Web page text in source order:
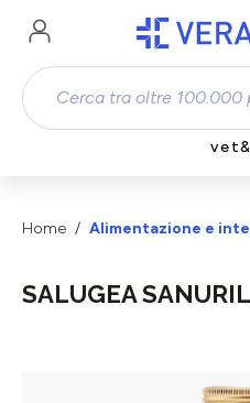
Passa al contenuto principale
Home Alimentazione e
SALUGEA